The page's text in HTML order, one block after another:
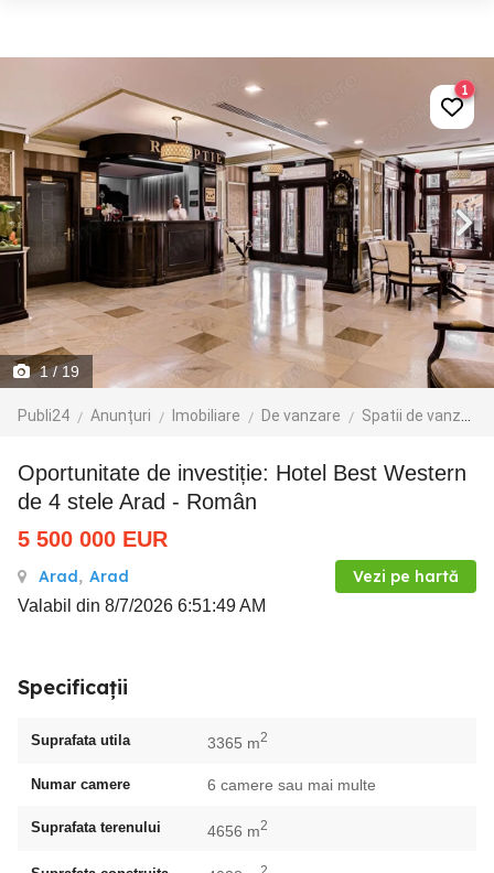
1/ 19
Publi24 Anunțuri Imobiliare De vanzare Spatii de vanzare
1
Oportunitate de investiție: Hotel Best Western
de 4 stele Arad - Român
5 500 000 EUR
Arad, Arad Vezi pe hartă
Valabil din 8/7/2026 6:51:49 AM
Specificații
Suprafata utila 3365 m2
Numar camere 6 camere sau mai multe
Suprafata terenului 4656 m2